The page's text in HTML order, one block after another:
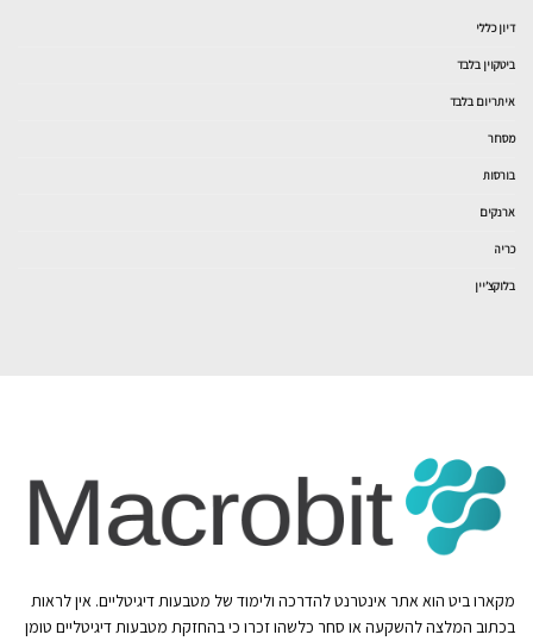
דיון כללי
ביטקוין בלבד
איתריום בלבד
מסחר
בורסות
ארנקים
כריה
בלוקצ’יין
מקארו ביט הוא אתר אינטרנט להדרכה ולימוד של מטבעות דיגיטליים. אין לראות
בכתוב המלצה להשקעה או סחר כלשהו זכרו כי בהחזקת מטבעות דיגיטליים טומן